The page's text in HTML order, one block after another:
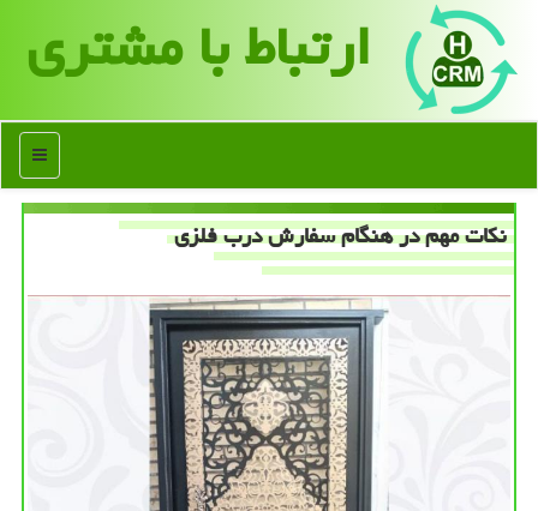
ارتباط با مشتری
منو
نكات مهم در هنگام سفارش درب فلزی